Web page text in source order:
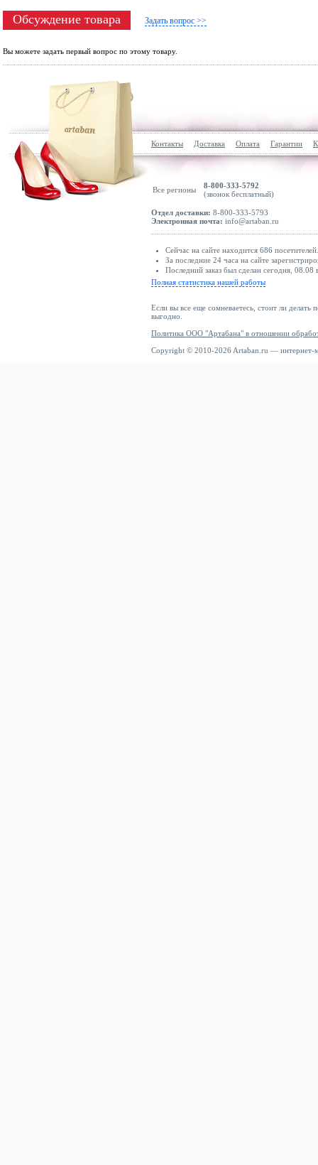
Обсуждение товара Задать вопрос >>
Вы можете задать первый вопрос по этому товару.
Контакты Доставка Оплата Гарантии
Все регионы
8-800-333-5792
(звонок бесплатный)
Отдел доставки: 8-800-333-5793
Электронная почта: info@artaban.ru
Сейчас на сайте находится 686 посетителей.
За последние 24 часа на сайте
Последний заказ был сделан сегодня,
Полная статистика нашей работы
Если вы все еще сомневаетесь, стоит ли делать
выгодно.
Политика ООО "Артабана" в отношении
Copyright © 2010-2026 Artaban.ru — интернет-